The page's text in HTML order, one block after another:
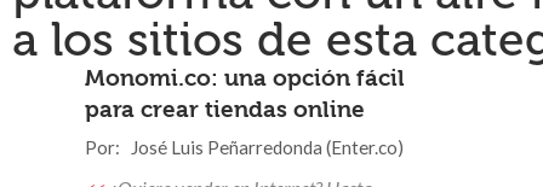
a los sitios de esta
Monomi.co: una opción fácil
para crear tiendas online
Por: José Luis Peñarredonda (Enter.co)